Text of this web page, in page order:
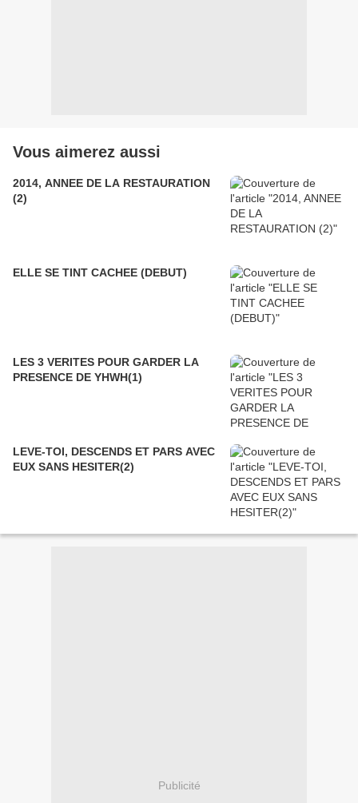
Vous aimerez aussi
2014, ANNEE DE LA RESTAURATION
(2)
ELLE SE TINT CACHEE (DEBUT)
LES 3 VERITES POUR GARDER LA
PRESENCE DE YHWH(1)
LEVE-TOI, DESCENDS ET PARS AVEC
EUX SANS HESITER(2)
Publicité